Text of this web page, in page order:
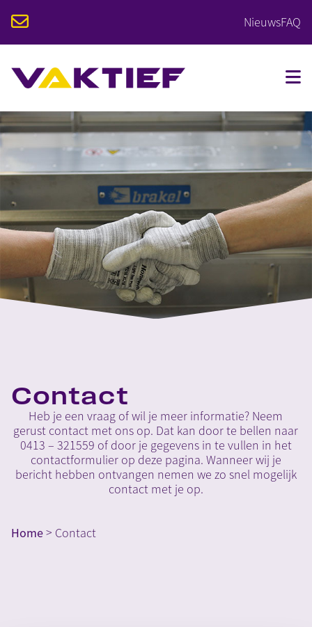
NieuwsFAQ
VOOR STUDENTEN
VOOR BEDRIJVEN
OPLEIDINGEN
KALENDER
OVER VAKTIEF
CONTACT
Home> Contact
Contact
Heb je een vraag of wil je meer informatie? Neem
gerust contact met ons op. Dat kan door te bellen naar
0413 – 321559 of door je gegevens in te vullen in het
contactformulier op deze pagina. Wanneer wij je
bericht hebben ontvangen nemen we zo snel mogelijk
contact met je op.